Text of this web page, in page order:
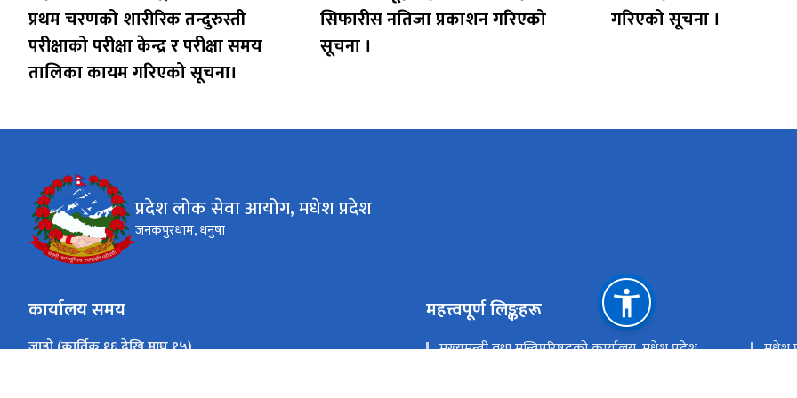
प्रथम चरणको शारीरिक तन्दुरुस्ती
परीक्षाको परीक्षा केन्द्र र परीक्षा समय
तालिका कायम गरिएको सूचना।
सिफारीस नतिजा प्रकाशन गरिएको
सूचना ।
गरिएको सूचना ।
प्रदेश लोक सेवा आयोग, मधेश प्रदेश
जनकपुरधाम, धनुषा
कार्यालय समय
जाडो (कार्तिक १६ देखि माघ १५)
महत्त्वपूर्ण लिङ्कहरू
मुख्यमन्त्री तथा मन्त्रिपरिषदको कार्यालय, मधेश प्रदेश
मधेश